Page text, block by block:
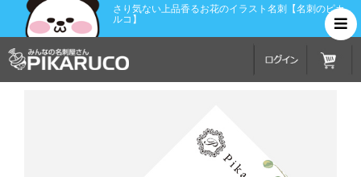
さり気ない上品香るお花のイラスト名刺【名刺のピカ
ルコ】